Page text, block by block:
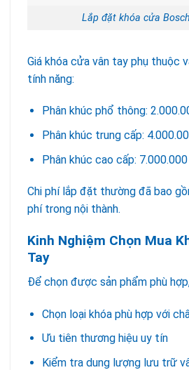
Lắp đặt khóa cửa
Giá khóa cửa vân tay phụ thuộc
tính năng:
Phân khúc phổ thông:
Phân khúc trung cấp:
Phân khúc cao cấp:
Chi phí lắp đặt thường đã bao
phí trong nội thành.
Kinh Nghiệm Chọn Mua
Tay
Để chọn được sản phẩm phù
Chọn loại khóa phù hợp với
Ưu tiên thương hiệu uy tín
Kiểm tra dung lượng lưu trữ